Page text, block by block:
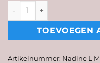
Nadine L - Mint aantal
TOEVOEGEN
Artikelnummer: Nadine L